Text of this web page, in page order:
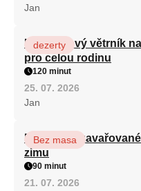
Jan
Karamelový větrník
pro celou rodinu
dezerty
120 minut
25. 07. 2026
Jan
Babiččino
zimu
Bez masa
90 minut
21. 07. 2026